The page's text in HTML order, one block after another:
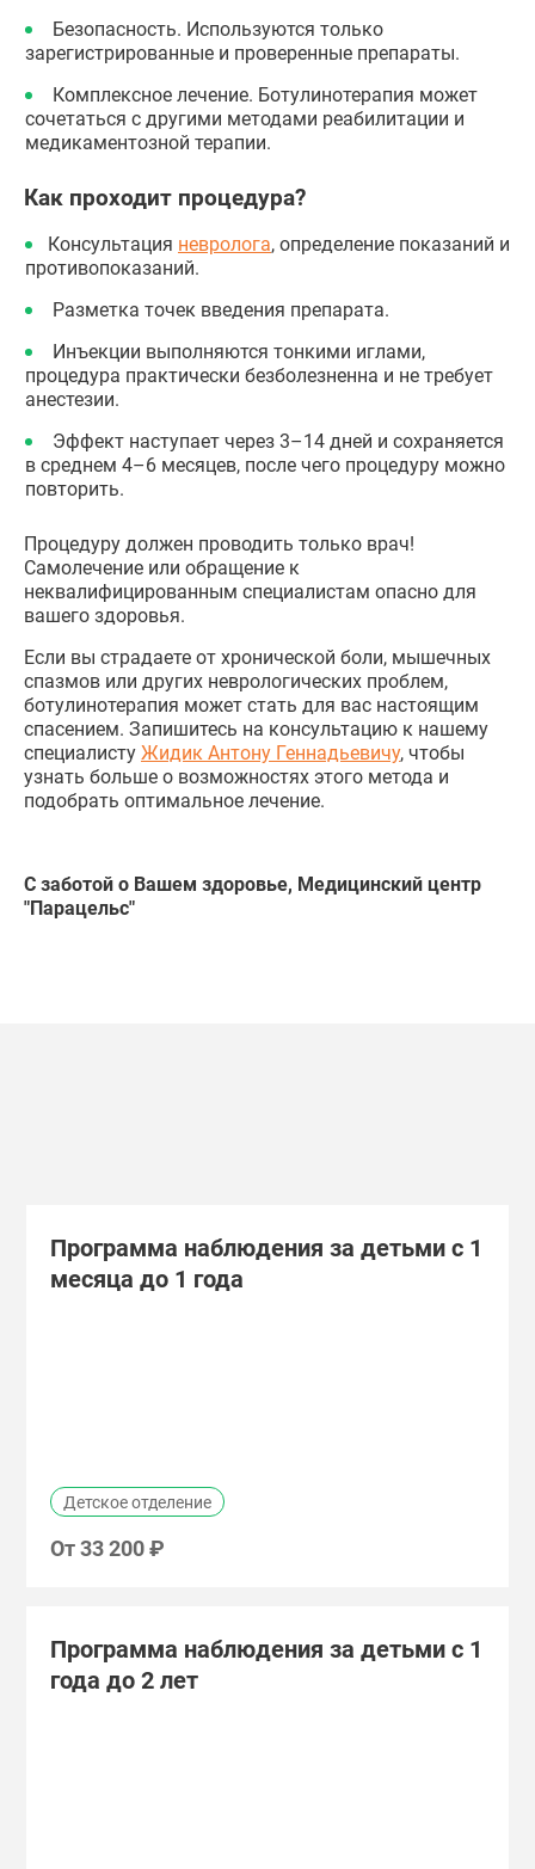
Безопасность. Используются только
зарегистрированные и проверенные препараты.
Комплексное лечение. Ботулинотерапия может
сочетаться с другими методами реабилитации и
медикаментозной терапии.
Как проходит процедура?
Консультация невролога, определение показаний и
противопоказаний.
Разметка точек введения препарата.
Инъекции выполняются тонкими иглами,
процедура практически безболезненна и не требует
анестезии.
Эффект наступает через 3–14 дней и сохраняется
в среднем 4–6 месяцев, после чего процедуру можно
повторить.
Процедуру должен проводить только врач!
Самолечение или обращение к
неквалифицированным специалистам опасно для
вашего здоровья.
Если вы страдаете от хронической боли, мышечных
спазмов или других неврологических проблем,
ботулинотерапия может стать для вас настоящим
спасением. Запишитесь на консультацию к нашему
специалисту Жидик Антону Геннадьевичу, чтобы
узнать больше о возможностях этого метода и
подобрать оптимальное лечение.
С заботой о Вашем здоровье, Медицинский центр
"Парацельс"
Программа наблюдения за детьми с 1
месяца до 1 года
Детское отделение
От33 200 ₽
Программа наблюдения за детьми с 1
года до 2 лет